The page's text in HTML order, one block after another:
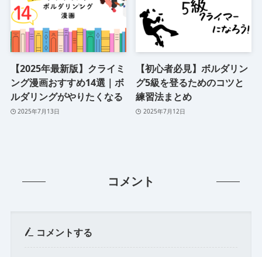
【2025年最新版】クライミ
ング漫画おすすめ14選｜ボ
ルダリングがやりたくなる
2025年7月13日
【初心者必見】ボルダリン
グ5級を登るためのコツと
練習法まとめ
2025年7月12日
コメント
コメントする